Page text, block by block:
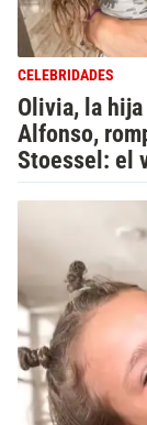
CELEBRIDADES
Olivia, la
Alfonso,
Stoessel: el